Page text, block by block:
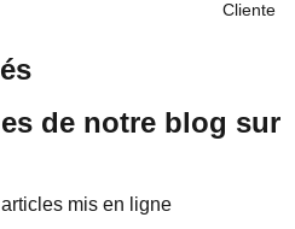
Cliente
de notre blog sur
mis en ligne